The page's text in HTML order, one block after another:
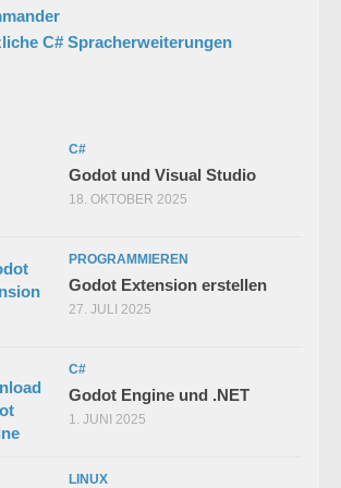
C# Spracherweiterungen
C#
Godot und Visual Studio
18. OKTOBER 2025
PROGRAMMIEREN
Godot Extension erstellen
27. JULI 2025
C#
Godot Engine und .NET
1. JUNI 2025
LINUX